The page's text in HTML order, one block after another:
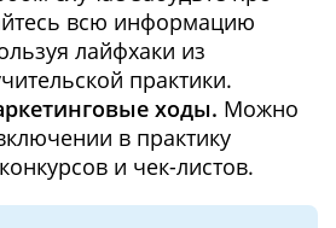
всю информацию
лайфхаки из
практики.
ходы. Можно
в практику
и чек-листов.